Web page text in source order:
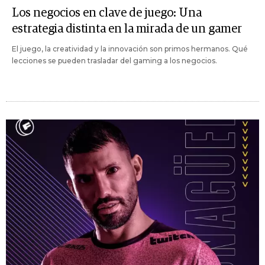
Los negocios en clave de juego: Una
estrategia distinta en la mirada de un gamer
El juego, la creatividad y la innovación son primos hermanos. Qué
lecciones se pueden trasladar del gaming a los negocios.